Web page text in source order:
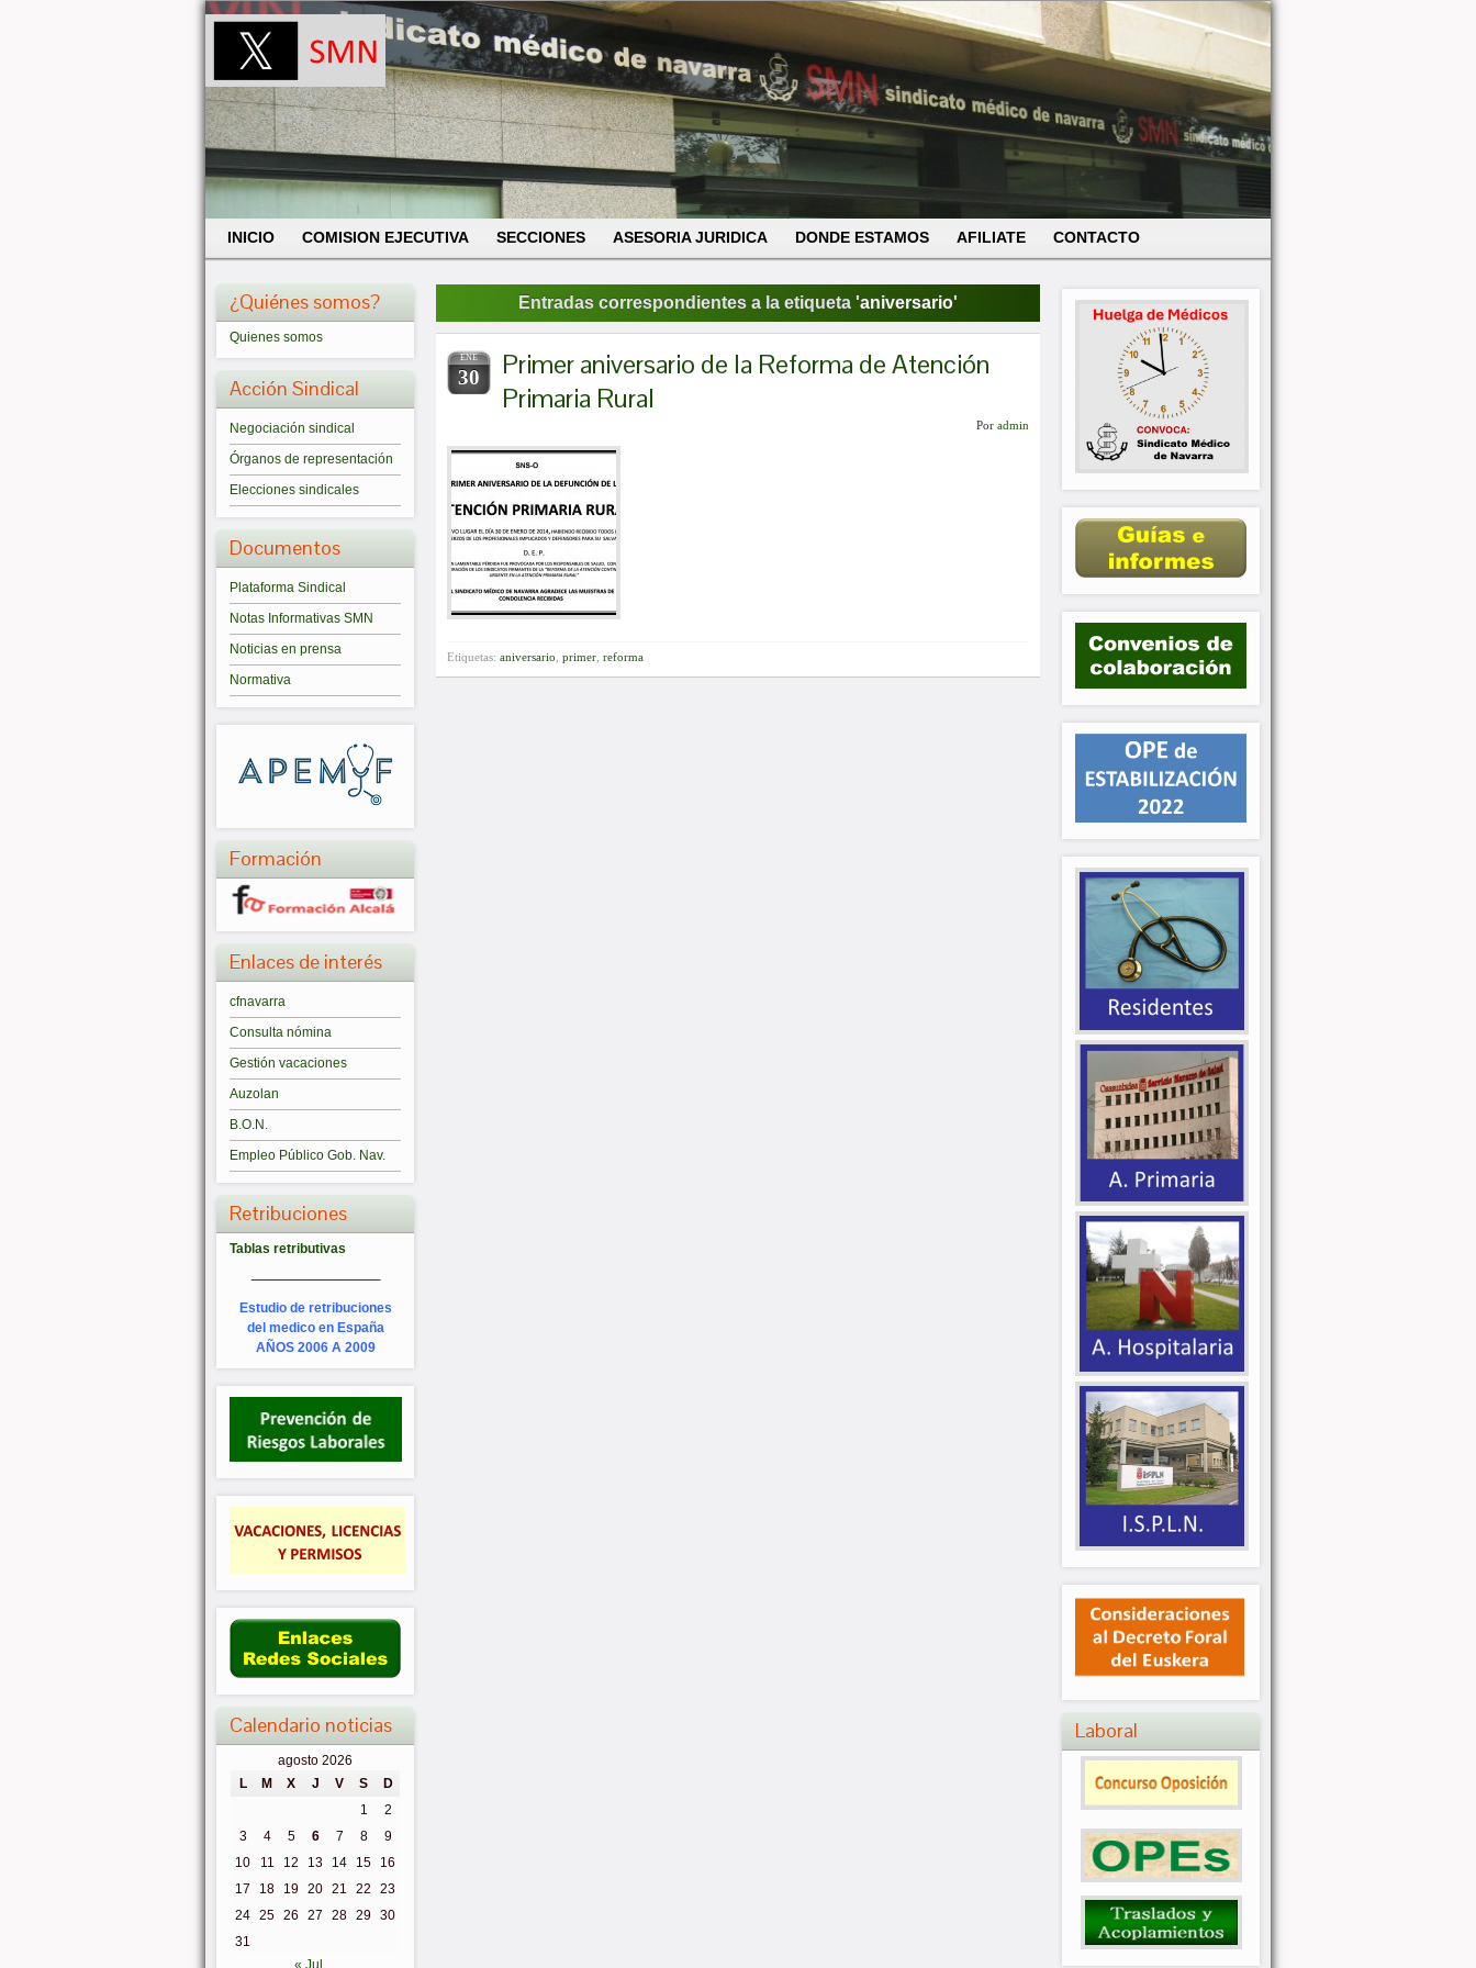
INICIO COMISION EJECUTIVA SECCIONES ASESORIA JURIDICA DONDE ESTAMOS AFILIATE CONTACTO
¿Quiénes somos?
Quienes somos
Acción Sindical
Negociación sindical
Órganos de representación
Elecciones sindicales
Documentos
Plataforma Sindical
Notas Informativas SMN
Noticias en prensa
Normativa
Formación
Enlaces de interés
cfnavarra
Consulta nómina
Gestión vacaciones
Auzolan
B.O.N.
Empleo Público Gob. Nav.
Retribuciones
Tablas retributivas
Estudio de retribuciones
del medico en España
AÑOS 2006 A 2009
Calendario noticias
agosto 2026
L
M X J V S
D
1
2
3
4 5 6 7 8
9
10
11 12 13 14 15
16
17
18 19 20 21 22
23
24 25 26 27 28 29 30
31
Entradas correspondientes a la etiqueta 'aniversario'
ENE
30
Primer aniversario de la Reforma de Atención
Primaria Rural
Por admin
Etiquetas: aniversario primer reforma
Laboral